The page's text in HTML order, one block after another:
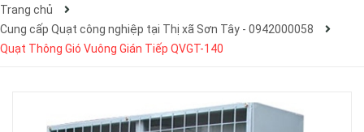
Trang chủ
Cung cấp Quạt công nghiệp tại Thị xã Sơn Tây - 0942000058
Quạt Thông Gió Vuông Gián Tiếp QVGT-140